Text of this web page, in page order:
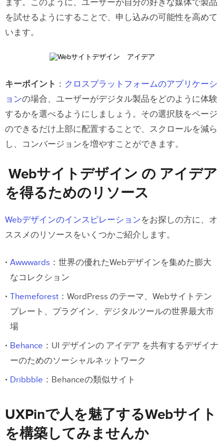
ます。このように、ユーザーが自分の好きな媒体で製品
を試せるようにすることで、申し込みの可能性を高めて
います。
キーポイント ： クロスプラットフォームのアプリケーシ
ョンの場合、ユーザーがデジタル製品をどのように体験
するかを選べるようにしましょう。その選択肢をページ
のできるだけ上部に配置することで、スクロールを減ら
し、コンバージョンを増やすことができます。
Webサイトデザイン の アイデア
を得るためのリソース
Webデザインのインスピレーションをお探しの方に、オ
ススメのリソースをいくつかご紹介します。
Awwwards ：世界の優れたWebデザインを集めた膨大
なコレクション
Themeforest ：WordPress のテーマ、Webサイトテン
プレート、プラグイン、デジタルツールの世界最大市
場
Behance ：UI デザインの アイデア を共有するデザイナ
ーのためのソーシャルネットワーク
Dribbble ：Behanceの類似サイト
UXPinで人を魅了するWebサイト
を構築してみませんか